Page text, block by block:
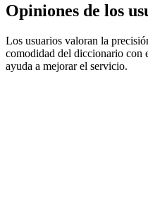
Opiniones de los
Los usuarios valoran la
comodidad del diccionario con
ayuda a mejorar el servicio.